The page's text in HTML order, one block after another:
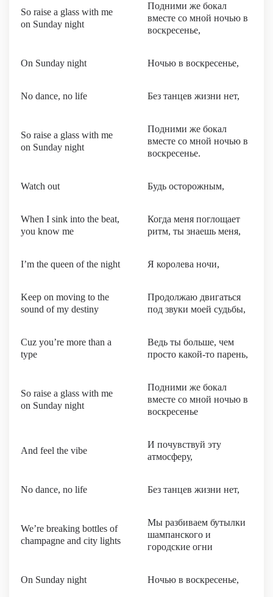
So raise a glass with me
on Sunday night
Подними же бокал
вместе со мной ночью в
воскресенье,
On Sunday night Ночью в воскресенье,
No dance, no life Без танцев жизни нет,
So raise a glass with me
on Sunday night
Подними же бокал
вместе со мной ночью в
воскресенье.
Watch out Будь осторожным,
When I sink into the beat,
you know me
Когда меня поглощает
ритм, ты знаешь меня,
I’m the queen of the night Я королева ночи,
Keep on moving to the
sound of my destiny
Продолжаю двигаться
под звуки моей судьбы,
Cuz you’re more than a
type
Ведь ты больше, чем
просто какой-то парень,
So raise a glass with me
on Sunday night
Подними же бокал
вместе со мной ночью в
воскресенье
And feel the vibe
И почувствуй эту
атмосферу,
No dance, no life Без танцев жизни нет,
We’re breaking bottles of
champagne and city lights
Мы разбиваем бутылки
шампанского и
городские огни
On Sunday night Ночью в воскресенье,